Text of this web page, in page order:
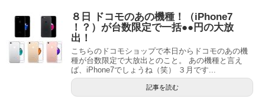
８日 ドコモのあの機種！（iPhone7
！？）が台数限定で一括●●円の大放
出！
こちらのドコモショップで本日からドコモのあの機
種が台数限定で大放出とのこと。 あの機種と言え
ば、iPhone7でしょうね（笑） ３月です...
記事を読む